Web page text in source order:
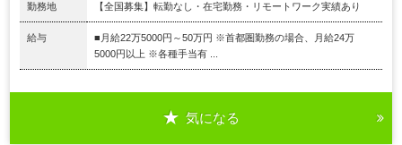
勤務地 【全国募集】転勤なし・在宅勤務・リモートワーク実績あり
給与
■月給22万5000円～50万円 ※首都圏勤務の場合、月給24万
5000円以上 ※各種手当有 ...
気になる